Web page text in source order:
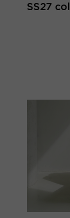
SS27